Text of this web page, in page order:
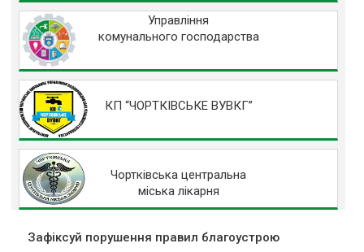
Управління
комунального господарства
КП “ЧОРТКІВСЬКЕ ВУВКГ”
Чортківська центральна
міська лікарня
Зафіксуй порушення правил благоустрою